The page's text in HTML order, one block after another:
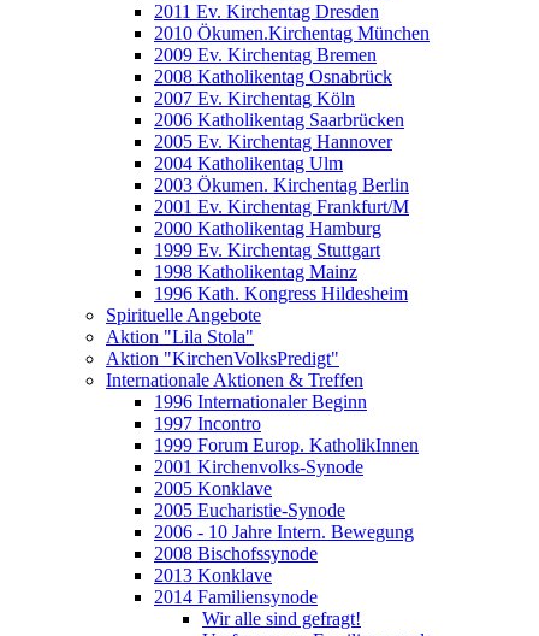
2011 Ev. Kirchentag Dresden
2010 Ökumen.Kirchentag München
2009 Ev. Kirchentag Bremen
2008 Katholikentag Osnabrück
2007 Ev. Kirchentag Köln
2006 Katholikentag Saarbrücken
2005 Ev. Kirchentag Hannover
2004 Katholikentag Ulm
2003 Ökumen. Kirchentag Berlin
2001 Ev. Kirchentag Frankfurt/M
2000 Katholikentag Hamburg
1999 Ev. Kirchentag Stuttgart
1998 Katholikentag Mainz
1996 Kath. Kongress Hildesheim
Spirituelle Angebote
Aktion "Lila Stola"
Aktion "KirchenVolksPredigt"
Internationale Aktionen & Treffen
1996 Internationaler Beginn
1997 Incontro
1999 Forum Europ. KatholikInnen
2001 Kirchenvolks-Synode
2005 Konklave
2005 Eucharistie-Synode
2006 - 10 Jahre Intern. Bewegung
2008 Bischofssynode
2013 Konklave
2014 Familiensynode
Wir alle sind gefragt!